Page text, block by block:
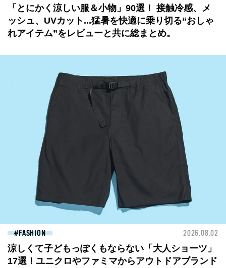
「とにかく涼しい服＆小物」90選！ 接触冷感、メ
ッシュ、UVカット...猛暑を快適に乗り切る“おしゃ
れアイテム”をレビューと共に総まとめ。
FASHION 2026.08.02
涼しくて子どもっぽくもならない「大人ショーツ」
17選！ユニクロやファミマからアウトドアブランド